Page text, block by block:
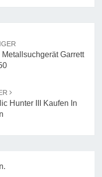
Garrett
Hunter III Kaufen In